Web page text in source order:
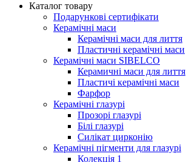
Каталог товару
Подарункові сертифікати
Керамічні маси
Керамічні маси для лиття
Пластичні керамічні маси
Керамічні маси SIBELСO
Керамичні маси для лиття
Пластичі керамічні маси
Фарфор
Керамічні глазурі
Прозорі глазурі
Білі глазурі
Силікат цирконію
Керамічні пігменти для глазурі
Колекція 1